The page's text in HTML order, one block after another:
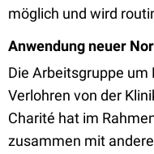
möglich und wird
Anwendung neuer
Die Arbeitsgruppe um
Verlohren von der
Charité hat im
zusammen mit